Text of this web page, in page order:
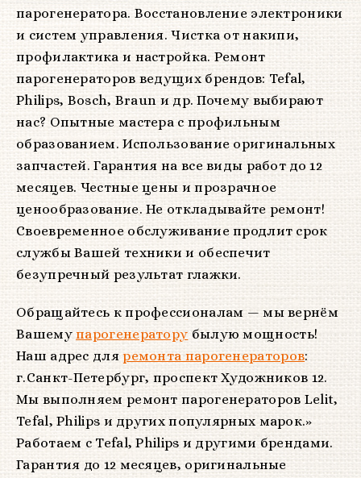
парогенератора. Восстановление электроники
и систем управления. Чистка от накипи,
профилактика и настройка. Ремонт
парогенераторов ведущих брендов: Tefal,
Philips, Bosch, Braun и др. Почему выбирают
нас? Опытные мастера с профильным
образованием. Использование оригинальных
запчастей. Гарантия на все виды работ до 12
месяцев. Честные цены и прозрачное
ценообразование. Не откладывайте ремонт!
Своевременное обслуживание продлит срок
службы Вашей техники и обеспечит
безупречный результат глажки.
Обращайтесь к профессионалам — мы вернём
Вашемупарогенератору былую мощность!
Наш адрес дляремонта парогенераторов:
г.Санкт-Петербург, проспект Художников 12.
Мы выполняем ремонт парогенераторов Lelit,
Tefal, Philips и других популярных марок.»
Работаем с Tefal, Philips и другими брендами.
Гарантия до 12 месяцев, оригинальные